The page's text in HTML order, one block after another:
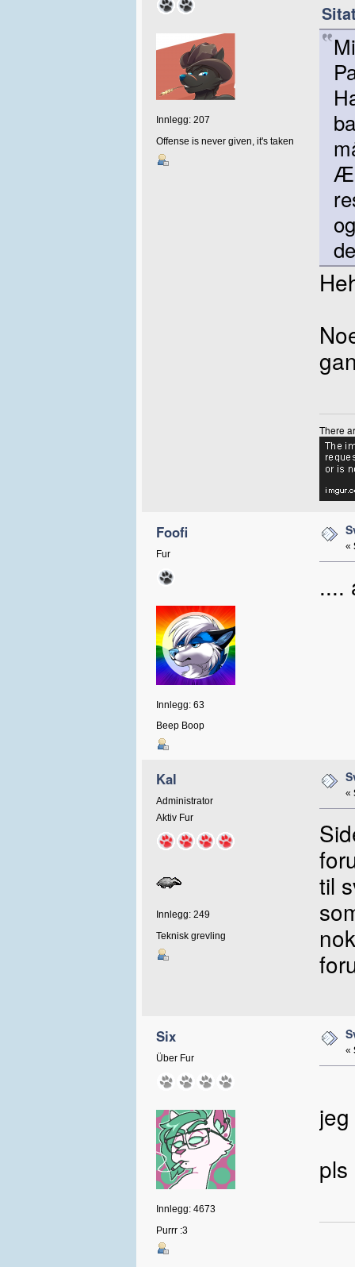
Innlegg: 207
Offense is never given, it's taken
There
Foofi
Fur
Innlegg: 63
Beep Boop
«
....
Kal
Administrator
Aktiv Fur
Innlegg: 249
Teknisk grevling
«
til
Six
Über Fur
Innlegg: 4673
Purrr :3
«
pls